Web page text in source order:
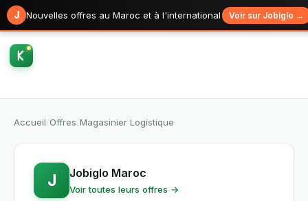
J Nouvelles offres au Maroc et à l'international Voir sur Jobiglo →
Accueil Offres Magasinier Logistique
J Jobiglo Maroc
Voir toutes leurs offres →